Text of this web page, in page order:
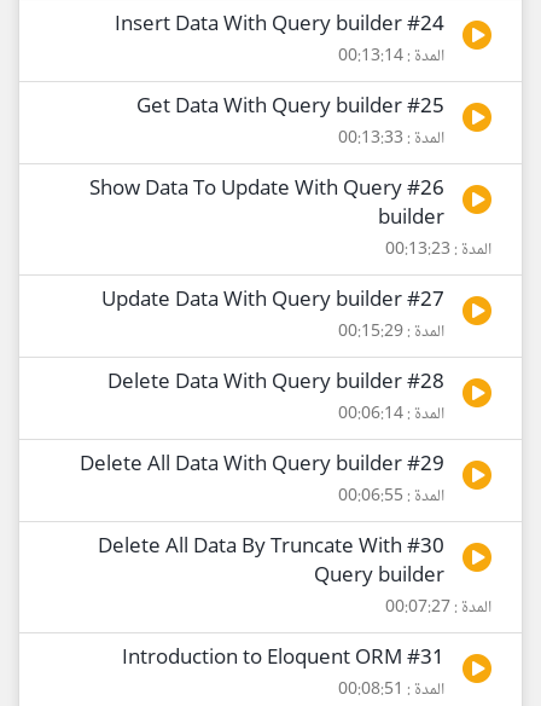
#24 Insert Data With Query builder
المدة : 00:13:14
#25 Get Data With Query builder
المدة : 00:13:33
#26 Show Data To Update With Query
builder
المدة : 00:13:23
#27 Update Data With Query builder
المدة : 00:15:29
#28 Delete Data With Query builder
المدة : 00:06:14
#29 Delete All Data With Query builder
المدة : 00:06:55
#30 Delete All Data By Truncate With
Query builder
المدة : 00:07:27
#31 Introduction to Eloquent ORM
المدة : 00:08:51